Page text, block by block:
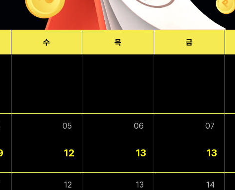
수 목 금
05
12
06
13
07
13
12 13 14